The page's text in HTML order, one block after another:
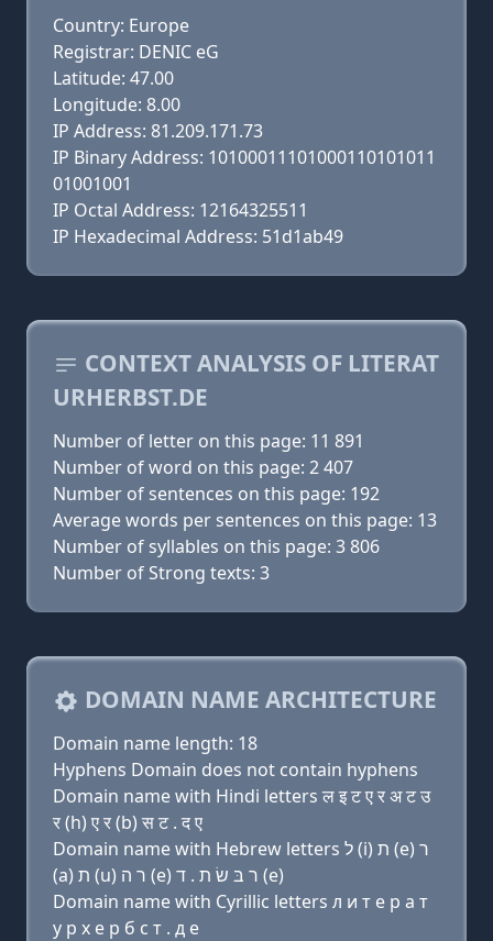
Country: Europe
Registrar: DENIC eG
Latitude: 47.00
Longitude: 8.00
IP Address: 81.209.171.73
IP Binary Address: 10100011101000110101011
01001001
IP Octal Address: 12164325511
IP Hexadecimal Address: 51d1ab49
CONTEXT ANALYSIS OF LITERAT
URHERBST.DE
Number of letter on this page: 11 891
Number of word on this page: 2 407
Number of sentences on this page: 192
Average words per sentences on this page: 13
Number of syllables on this page: 3 806
Number of Strong texts: 3
DOMAIN NAME ARCHITECTURE
Domain name length: 18
Hyphens Domain does not contain hyphens
Domain name with Hindi letters ल इ ट ए र अ ट उ
र (h) ए र (b) स ट . द ए
Domain name with Hebrew letters ל (i) ת (e) ר
(a) ת (u) ר ה (e) ר בּ שׂ ת . ד (e)
Domain name with Cyrillic letters л и т e р a т
у р х e р б с т . д e